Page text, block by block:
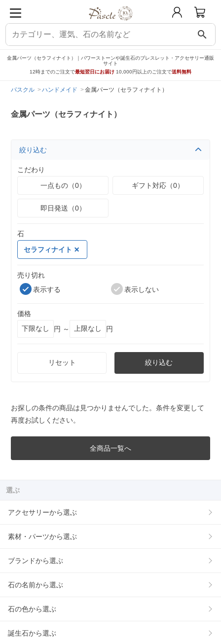
search
金属パーツ（セラフィナイト）｜パワーストーンや誕生石のブレスレット・アクセサリー通販
サイト
12時までのご注文で最短翌日にお届け 10,000円以上のご注文で送料無料
パスクル ハンドメイド 金属パーツ（セラフィナイト）
金属パーツ（セラフィナイト）
絞り込む
こだわり
一点もの（0）
ギフト対応（0）
即日発送（0）
石
セラフィナイト
売り切れ
表示する
表示しない
価格
円 ～
円
リセット 絞り込む
お探しの条件の商品は見つかりませんでした。条件を変更して
再度お試しください。
全商品一覧へ
選ぶ
アクセサリーから選ぶ
素材・パーツから選ぶ
ブランドから選ぶ
石の名前から選ぶ
石の色から選ぶ
誕生石から選ぶ